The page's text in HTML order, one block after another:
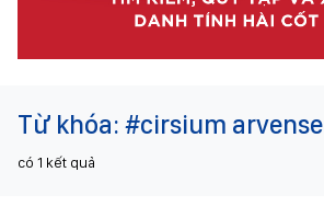
Từ khóa: #cirsium arvense
có 1 kết quả